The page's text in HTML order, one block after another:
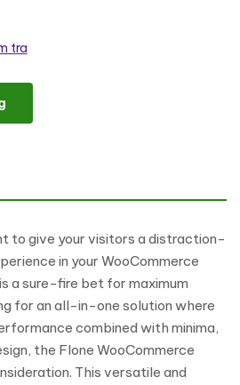
tra
Theme số lượng
to give your visitors a distraction-
in your WooCommerce
a sure-fire bet for maximum
for an all-in-one solution where
combined with minima,
the Flone WooCommerce
This versatile and